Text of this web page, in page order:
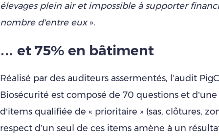
élevages plein air et impossible à supporter
nombre d'entre eux».
… et 75% en bâtiment
Réalisé par des auditeurs assermentés, l’audit
Biosécurité est composé de 70 questions et
d’items qualifiée de « prioritaire » (sas, clôtures,
respect d’un seul de ces items amène à un